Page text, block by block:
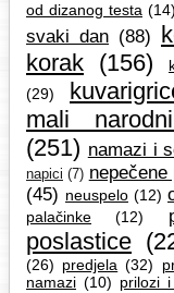
od dizanog testa (14)
svaki dan (88)
korak (156)
(29)
mali
(251) namazi i
napici (7)
(45) neuspelo (12)
palačinke (12)
poslastice
(26) predjela (32)
namazi (10) prilozi